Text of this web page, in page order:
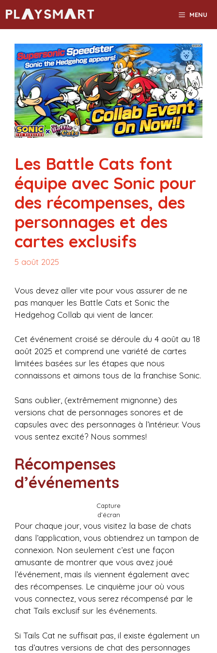
au
contenu
MENU
Les Battle Cats font
équipe avec Sonic pour
des récompenses, des
personnages et des
cartes exclusifs
5 août 2025
Vous devez aller vite pour vous assurer de ne
pas manquer les Battle Cats et Sonic the
Hedgehog Collab qui vient de lancer.
Cet événement croisé se déroule du 4 août au 18
août 2025 et comprend une variété de cartes
limitées basées sur les étapes que nous
connaissons et aimons tous de la franchise Sonic.
Sans oublier, (extrêmement mignonne) des
versions chat de personnages sonores et de
capsules avec des personnages à l’intérieur. Vous
vous sentez excité? Nous sommes!
Récompenses
d’événements
Capture
d’écran
Pour chaque jour, vous visitez la base de chats
dans l’application, vous obtiendrez un tampon de
connexion. Non seulement c’est une façon
amusante de montrer que vous avez joué
l’événement, mais ils viennent également avec
des récompenses. Le cinquième jour où vous
vous connectez, vous serez récompensé par le
chat Tails exclusif sur les événements.
Si Tails Cat ne suffisait pas, il existe également un
tas d’autres versions de chat des personnages